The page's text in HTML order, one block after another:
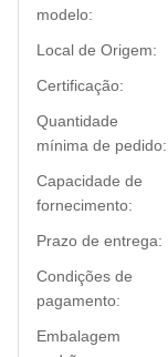
modelo:
Local de Origem:
Certificação:
Quantidade
mínima de pedido:
Capacidade de
fornecimento:
Prazo de entrega:
Condições de
pagamento:
Embalagem